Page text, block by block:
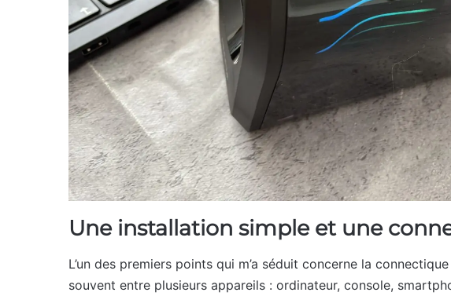
Une installation simple et une
L’un des premiers points qui m’a séduit concerne la
souvent entre plusieurs appareils : ordinateur, console,